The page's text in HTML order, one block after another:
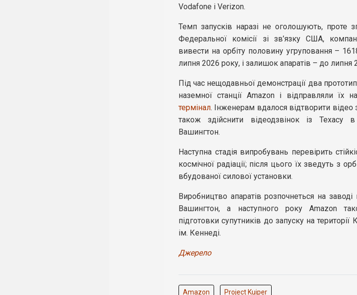
Vodafone і Verizon.
Темп запусків наразі не оголошують, проте
Федеральної комісії зі зв’язку США,
вивести на орбіту половину угруповання –
липня 2026 року, і залишок апаратів – до липня
Під час нещодавньої демонстрації два
наземної станції Amazon і відправляли їх
термінал. Інженерам вдалося відтворити відео
також здійснити відеодзвінок із
Вашингтон.
Наступна стадія випробувань перевірить
космічної радіації; після цього їх зведуть з
вбудованої силової установки.
Виробництво апаратів розпочнеться на
Вашингтон, а наступного року Amazon
підготовки супутників до запуску на території
ім. Кеннеді.
Джерело
Amazon Project Kuiper